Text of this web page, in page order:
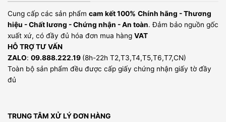
Cung cấp các sản phẩm cam kết 100% Chính hãng - Thương
hiệu - Chất lương - Chứng nhận - An toàn. Đảm bảo nguồn gốc
xuất xứ, có đầy đủ hóa đơn mua hàng VAT
HỖ TRỢ TƯ VẤN
ZALO: 09.888.222.19 (8h-22h T2,T3,T4,T5,T6,T7,CN)
Toàn bộ sản phẩm đều được cấp giấy chứng nhận giấy tờ đầy
đủ
TRUNG TÂM XỬ LÝ ĐƠN HÀNG